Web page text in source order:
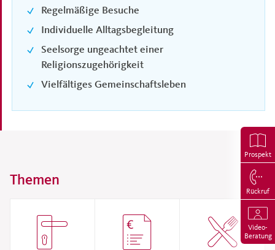
Prospekt
Rückruf
Video-
Beratung
Regelmäßige Besuche
Individuelle Alltagsbegleitung
Seelsorge ungeachtet einer
Religionszugehörigkeit
Vielfältiges Gemeinschaftsleben
Themen